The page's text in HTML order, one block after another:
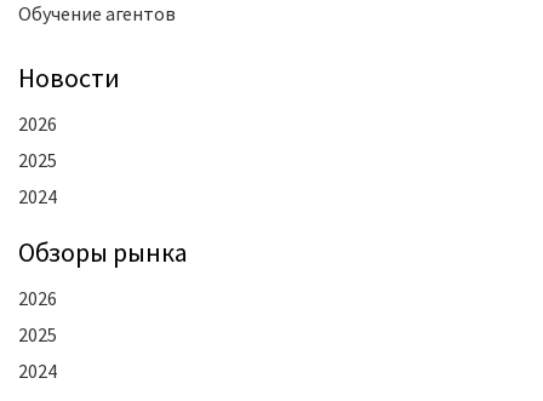
Обучение агентов
Новости
2026
2025
2024
Oбзоры рынка
2026
2025
2024